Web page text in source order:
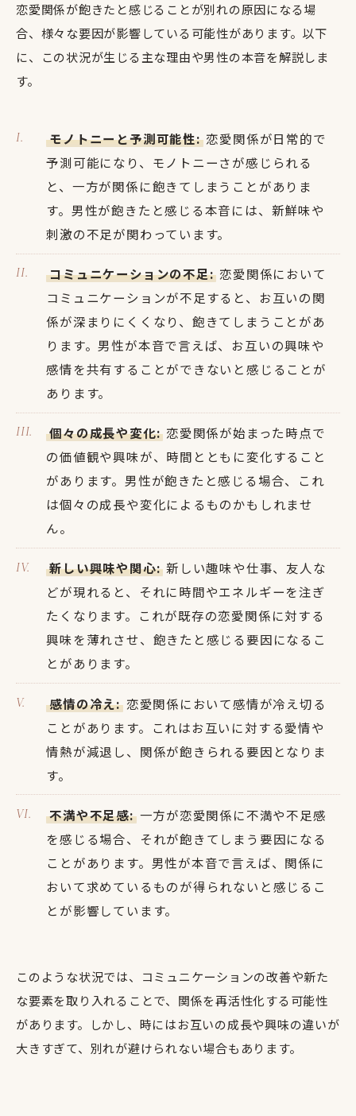
恋愛関係が飽きたと感じることが別れの原因になる場
合、様々な要因が影響している可能性があります。以下
に、この状況が生じる主な理由や男性の本音を解説しま
す。
モノトニーと予測可能性:恋愛関係が日常的で
予測可能になり、モノトニーさが感じられる
と、一方が関係に飽きてしまうことがありま
す。男性が飽きたと感じる本音には、新鮮味や
刺激の不足が関わっています。
コミュニケーションの不足: 恋愛関係において
コミュニケーションが不足すると、お互いの関
係が深まりにくくなり、飽きてしまうことがあ
ります。男性が本音で言えば、お互いの興味や
感情を共有することができないと感じることが
あります。
個々の成長や変化: 恋愛関係が始まった時点で
の価値観や興味が、時間とともに変化すること
があります。男性が飽きたと感じる場合、これ
は個々の成長や変化によるものかもしれませ
ん。
新しい興味や関心: 新しい趣味や仕事、友人な
どが現れると、それに時間やエネルギーを注ぎ
たくなります。これが既存の恋愛関係に対する
興味を薄れさせ、飽きたと感じる要因になるこ
とがあります。
感情の冷え: 恋愛関係において感情が冷え切る
ことがあります。これはお互いに対する愛情や
情熱が減退し、関係が飽きられる要因となりま
す。
不満や不足感:一方が恋愛関係に不満や不足感
を感じる場合、それが飽きてしまう要因になる
ことがあります。男性が本音で言えば、関係に
おいて求めているものが得られないと感じるこ
とが影響しています。
このような状況では、コミュニケーションの改善や新た
な要素を取り入れることで、関係を再活性化する可能性
があります。しかし、時にはお互いの成長や興味の違いが
大きすぎて、別れが避けられない場合もあります。